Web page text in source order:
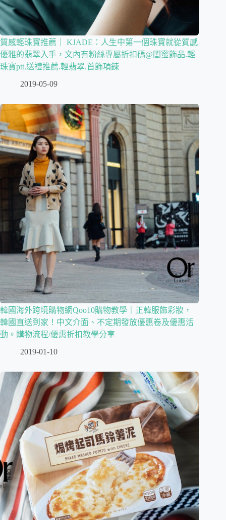
質感輕珠寶推薦｜ KJADE：人生中第一個珠寶就從質感
優雅的翡翠入手，文內有粉絲專屬折扣碼@閨蜜飾品.輕
珠寶ptt.送禮推薦.輕翡翠.首飾項鍊
2019-05-09
韓國海外跨境購物網Qoo10購物教學｜正韓服飾彩妝，
韓國直送到家！中文介面、不定期發放優惠卷及優惠活
動。購物流程/優惠折扣教學分享
2019-01-10